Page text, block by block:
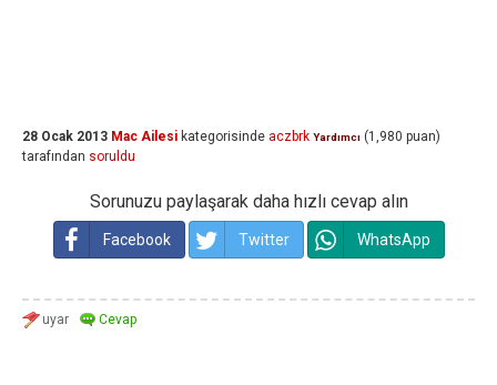
28 Ocak 2013 Mac Ailesi kategorisinde aczbrk Yardımcı (1,980 puan)
tarafından soruldu
Sorunuzu paylaşarak daha hızlı cevap alın
Facebook Twitter WhatsApp